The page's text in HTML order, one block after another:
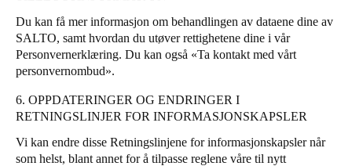
Du kan få mer informasjon om behandlingen av dataene dine av
SALTO, samt hvordan du utøver rettighetene dine i vår
Personvernerklæring. Du kan også «Ta kontakt med vårt
personvernombud».
6. OPPDATERINGER OG ENDRINGER I
RETNINGSLINJER FOR INFORMASJONSKAPSLER
Vi kan endre disse Retningslinjene for informasjonskapsler når
som helst, blant annet for å tilpasse reglene våre til nytt